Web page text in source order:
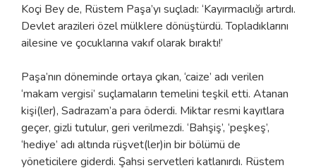
Koçi Bey de, Rüstem Paşa’yı suçladı: ‘Kayırmacılığı artırdı.
Devlet arazileri özel mülklere dönüştürdü. Topladıklarını
ailesine ve çocuklarına vakıf olarak bıraktı!’
Paşa’nın döneminde ortaya çıkan, ‘caize’ adı verilen
‘makam vergisi’ suçlamaların temelini teşkil etti. Atanan
kişi(ler), Sadrazam’a para öderdi. Miktar resmi kayıtlara
geçer, gizli tutulur, geri verilmezdi. ‘Bahşiş’, ‘peşkeş’,
‘hediye’ adı altında rüşvet(ler)in bir bölümü de
yöneticilere giderdi. Şahsi servetleri katlanırdı. Rüstem